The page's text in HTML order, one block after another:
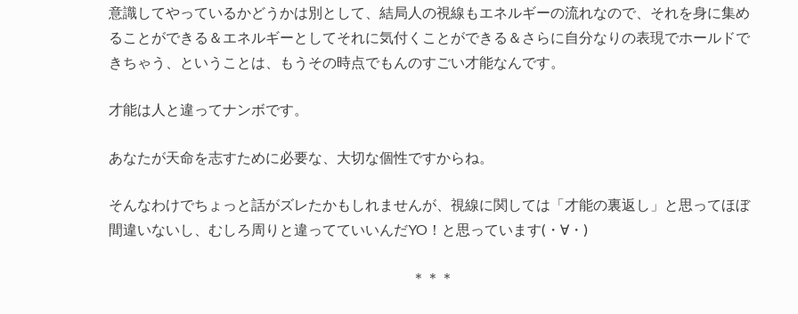
意識してやっているかどうかは別として、結局人の視線もエネルギーの流れなので、それを身に集め
ることができる＆エネルギーとしてそれに気付くことができる＆さらに自分なりの表現でホールドで
きちゃう、ということは、もうその時点でもんのすごい才能なんです。
才能は人と違ってナンボです。
あなたが天命を志すために必要な、大切な個性ですからね。
そんなわけでちょっと話がズレたかもしれませんが、視線に関しては「才能の裏返し」と思ってほぼ
間違いないし、むしろ周りと違ってていいんだYO！と思っています(・∀・)
＊＊＊